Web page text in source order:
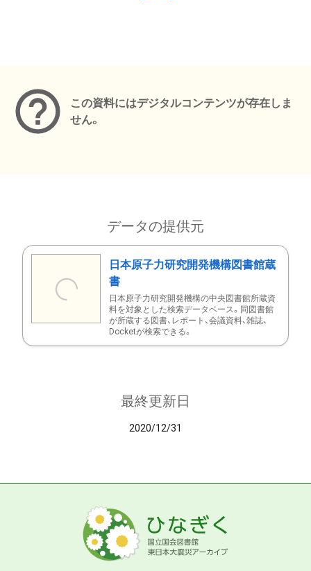
この資料にはデジタルコンテンツが存在しま
せん。
データの提供元
日本原子力研究開発機構図書館蔵
書
日本原子力研究開発機構の中央図書館所蔵資
料を対象とした検索データベース。同図書館
が所蔵する図書、レポート、会議資料、雑誌、
Docketが検索できる。
最終更新日
2020/12/31